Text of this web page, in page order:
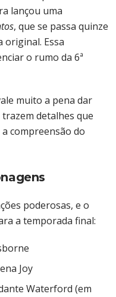
lançou uma
, que se passa quinze
original. Essa
o rumo da 6ª
muito a pena dar
detalhes que
compreensão do
poderosas, e o
a temporada final:
Joy
Waterford (em